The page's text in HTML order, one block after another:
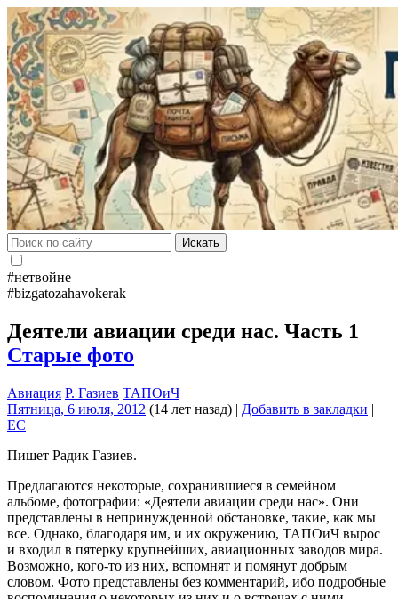
Искать
#нетвойне
#bizgatozahavokerak
Деятели авиации среди нас. Часть 1
Старые фото
Авиация Р. Газиев ТАПОиЧ
Пятница, 6 июля, 2012 (14 лет назад) | Добавить в закладки |
EC
Пишет Радик Газиев.
Предлагаются некоторые, сохранившиеся в семейном
альбоме, фотографии: «Деятели авиации среди нас». Они
представлены в непринужденной обстановке, такие, как мы
все. Однако, благодаря им, и их окружению, ТАПОиЧ вырос
и входил в пятерку крупнейших, авиационных заводов мира.
Возможно, кого-то из них, вспомнят и помянут добрым
словом. Фото представлены без комментарий, ибо подробные